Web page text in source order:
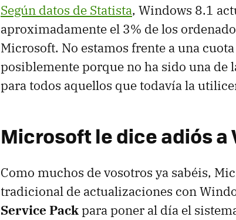
Según datos de Statista, Windows 8.1
aproximadamente el 3% de los
Microsoft. No estamos frente a una
posiblemente porque no ha sido una de
para todos aquellos que todavía la
Microsoft le dice adiós a
Como muchos de vosotros ya sabéis,
tradicional de actualizaciones con
Service Packpara poner al día el